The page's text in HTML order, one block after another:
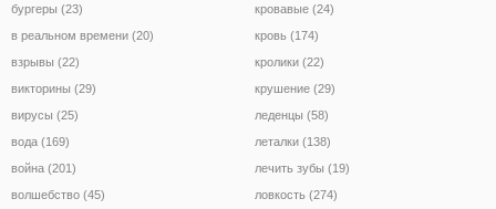
бургеры (23)
в реальном времени (20)
взрывы (22)
викторины (29)
вирусы (25)
вода (169)
война (201)
волшебство (45)
кровавые (24)
кровь (174)
кролики (22)
крушение (29)
леденцы (58)
леталки (138)
лечить зубы (19)
ловкость (274)